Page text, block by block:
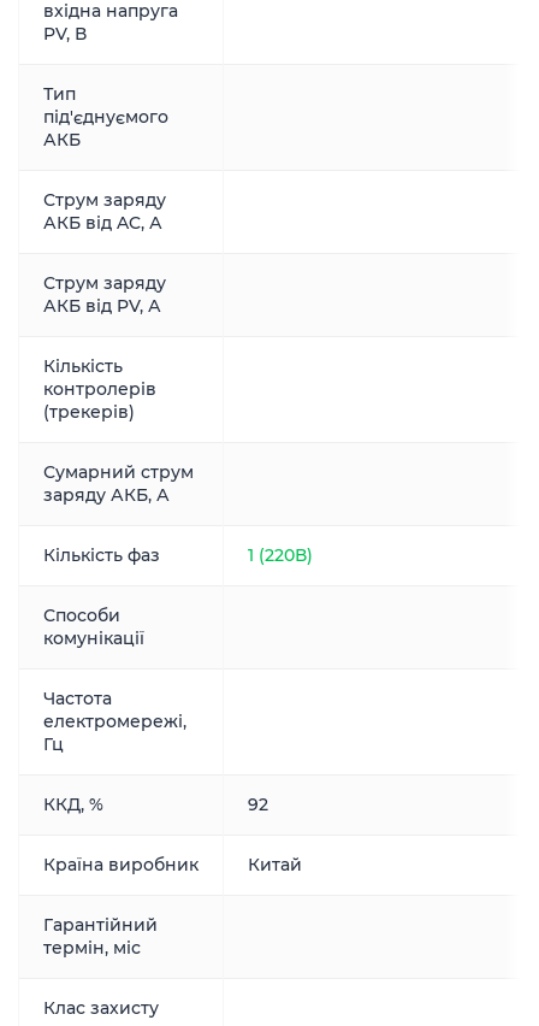
вхідна напруга
PV, В
Тип
під'єднуємого
АКБ
Струм заряду
АКБ від AC, А
Струм заряду
АКБ від PV, А
Кількість
контролерів
(трекерів)
Сумарний струм
заряду АКБ, А
Кількість фаз 1 (220В)
Способи
комунікації
Частота
електромережі,
Гц
ККД, % 92
Країна виробник Китай
Гарантійний
термін, міс
Клас захисту